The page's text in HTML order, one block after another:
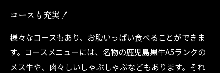
コースも充実！
様々なコースもあり、お腹いっぱい食べることができま
す。コースメニューには、名物の鹿児島黒牛A5ランクの
メス牛や、肉々しいしゃぶしゃぶなどもあります。それ